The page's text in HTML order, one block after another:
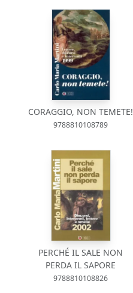
CORAGGIO, NON TEMETE!
9788810108789
PERCHÉ IL SALE NON
PERDA IL SAPORE
9788810108826